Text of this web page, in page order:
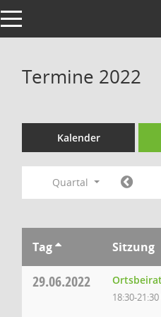
Toggle navigation
Termine 2022
Kalender
Quartal
Tag Sitzung
29.06.2022
18:30-